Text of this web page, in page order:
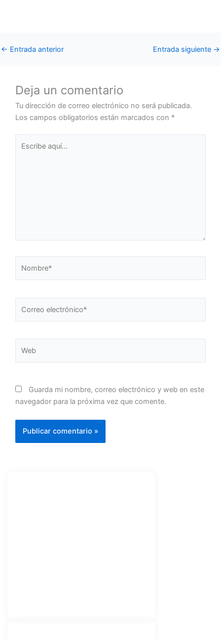
← Entrada anterior Entrada siguiente →
Deja un comentario
Tu dirección de correo electrónico no será publicada.
Los campos obligatorios están marcados con *
aquí...
electrónico*
Guarda mi nombre, correo electrónico y web en este
navegador para la próxima vez que comente.